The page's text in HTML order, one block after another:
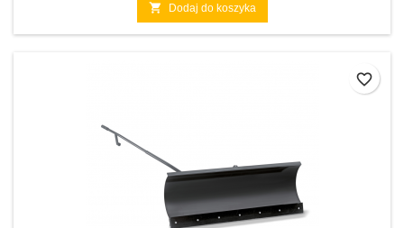
 Dodaj do koszyka
favorite_border